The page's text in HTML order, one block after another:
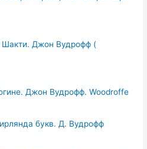
Шакти. Джон Вудрофф (
Джон Вудрофф. Woodroffe
букв. Д. Вудрофф